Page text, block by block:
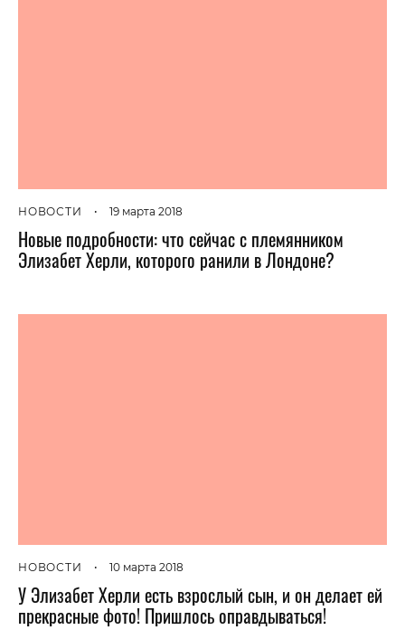
НОВОСТИ • 19 марта 2018
Новые подробности: что сейчас с племянником
Элизабет Херли, которого ранили в Лондоне?
НОВОСТИ • 10 марта 2018
У Элизабет Херли есть взрослый сын, и он делает ей
прекрасные фото! Пришлось оправдываться!